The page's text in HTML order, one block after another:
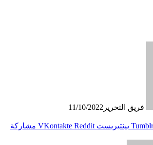
فريق التحرير 11/10/2022
بينتيريست
مشاركة